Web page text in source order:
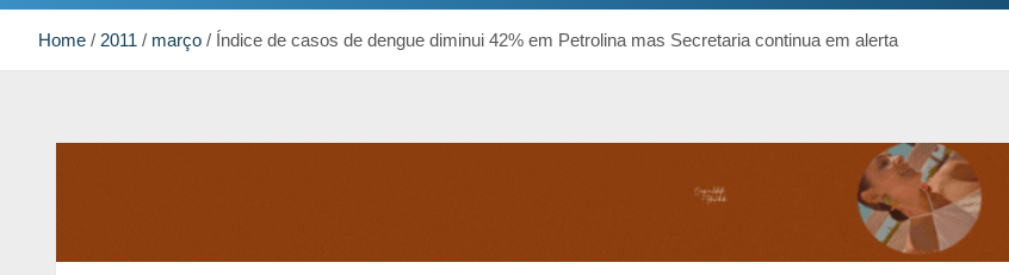
Home 2011 março Índice de casos de dengue diminui 42% em Petrolina mas Secretaria continua em alerta